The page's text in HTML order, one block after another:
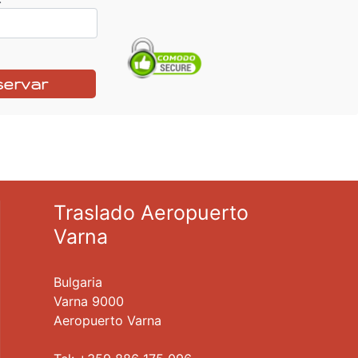
Traslado Aeropuerto
Varna
Bulgaria
Varna 9000
Aeropuerto Varna